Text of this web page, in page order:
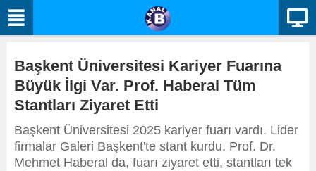
Başkent Üniversitesi Kariyer Fuarına
Büyük İlgi Var. Prof. Haberal Tüm
Stantları Ziyaret Etti
Başkent Üniversitesi 2025 kariyer fuarı vardı. Lider
firmalar Galeri Başkent'te stant kurdu. Prof. Dr.
Mehmet Haberal da, fuarı ziyaret etti, stantları tek